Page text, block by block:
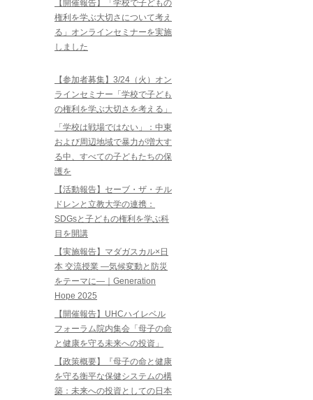
【開催報告】「学校で子どもの
権利を学ぶ大切さについて考え
る」オンラインセミナーを実施
しました
【参加者募集】3/24（火）オン
ラインセミナー「学校で子ども
の権利を学ぶ大切さを考える」
「学校は戦場ではない」：中東
および周辺地域で暴力が増大す
る中、すべての子どもたちの保
護を
【活動報告】セーブ・ザ・チル
ドレンと立教大学の連携：
SDGsと子どもの権利を学ぶ科
目を開講
【実施報告】マダガスカル×日
本 交流授業 ―気候変動と防災
をテーマに―｜Generation
Hope 2025
【開催報告】UHCハイレベル
フォーラム院内集会「母子の命
と健康を守る未来への投資」
【政策概要】『母子の命と健康
を守る衡平な保健システムの構
築：未来への投資としての日本